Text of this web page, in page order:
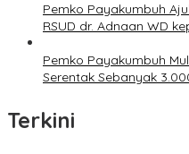
Pemko Payakumbuh
RSUD dr. Adnaan WD
Pemko Payakumbuh
Serentak Sebanyak
Terkini